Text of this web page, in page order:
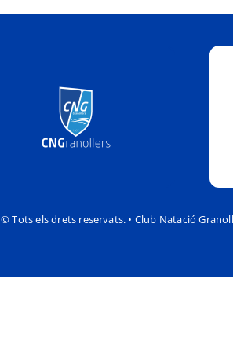
© Tots els drets reservats. • Club Natació